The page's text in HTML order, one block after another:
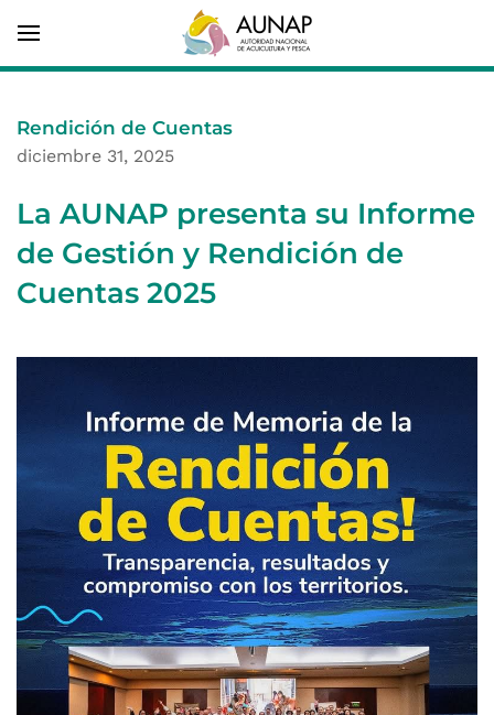
Rendición de Cuentas
diciembre 31, 2025
La AUNAP presenta su Informe
de Gestión y Rendición de
Cuentas 2025